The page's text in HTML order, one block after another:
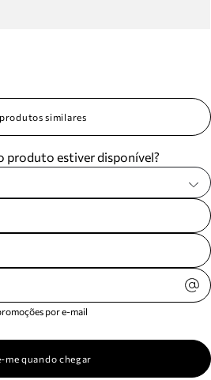
similares
produto estiver disponível?
por e-mail
me quando chegar